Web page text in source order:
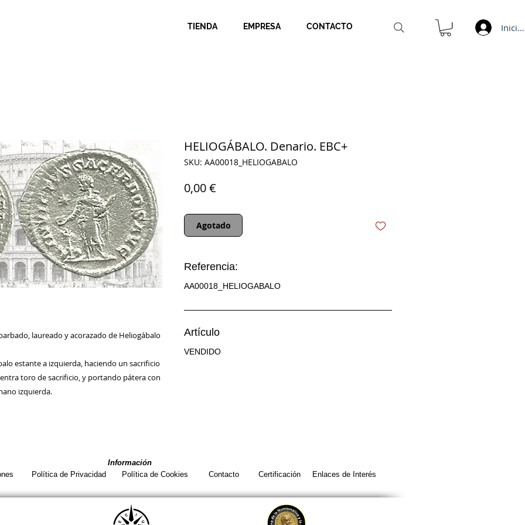
TIENDA EMPRESA CONTACTO
laureado y acorazado de Heliogábalo
estante a izquierda, haciendo un sacrificio
toro de sacrificio, y portando pátera con
izquierda.
HELIOGÁBALO. Denario. EBC+
SKU: AA00018_HELIOGABALO
0,00 €
Agotado
Referencia:
AA00018_HELIOGABALO
Artículo
VENDIDO
Información
Política de Privacidad Política de Cookies Contacto Certificación Enlaces de Interés